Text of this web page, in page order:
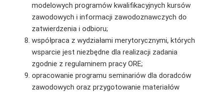
modelowych programów kwalifikacyjnych kursów
zawodowych i informacji zawodoznawczych do
zatwierdzenia i odbioru;
współpraca z wydziałami merytorycznymi, których
wsparcie jest niezbędne dla realizacji zadania
zgodnie z regulaminem pracy ORE;
opracowanie programu seminariów dla doradców
zawodowych oraz przygotowanie materiałów